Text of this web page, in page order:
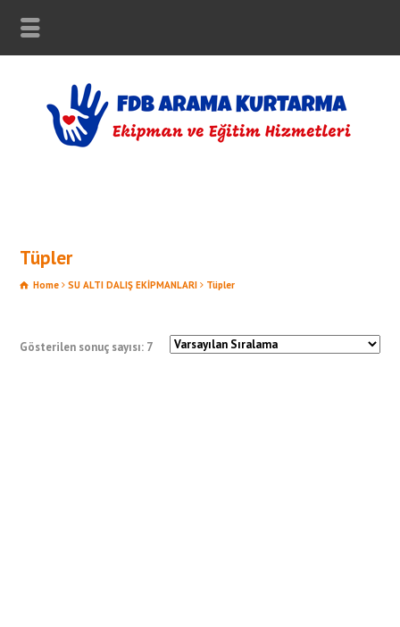
Tüpler
Home SU ALTI DALIŞ EKİPMANLARI Tüpler
Gösterilen sonuç sayısı: 7